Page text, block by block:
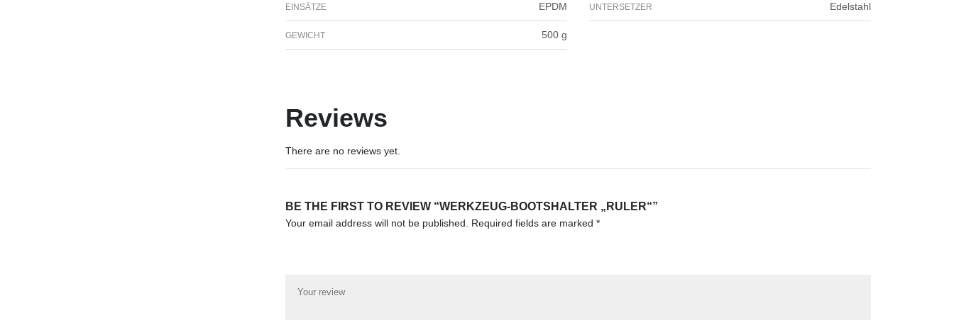
EINSÄTZE EPDM
GEWICHT 500 g
UNTERSETZER Edelstahl
Reviews
There are no reviews yet.
BE THE FIRST TO REVIEW “WERKZEUG-BOOTSHALTER „RULER“”
Your email address will not be published. Required fields are marked *